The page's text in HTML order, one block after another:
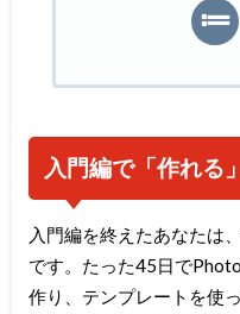
入門編で「作れる
入門編を終えたあなたは
です。たった45日で
作り、テンプレートを使